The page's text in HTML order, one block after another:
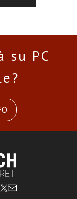
su PC